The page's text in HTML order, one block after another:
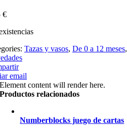
€
Tazas y vasos, De 0 a 12 meses,
email
Element content will render here.
Productos relacionados
Numberblocks juego de cartas